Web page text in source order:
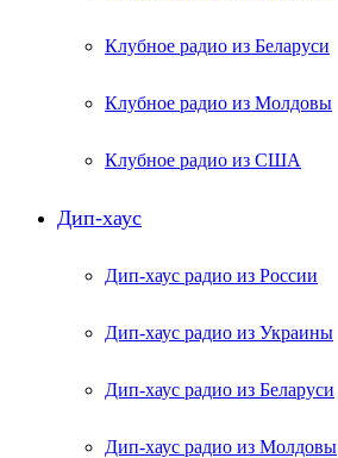
Клубное радио из Беларуси
Клубное радио из Молдовы
Клубное радио из США
Дип-хаус
Дип-хаус радио из России
Дип-хаус радио из Украины
Дип-хаус радио из Беларуси
Дип-хаус радио из Молдовы